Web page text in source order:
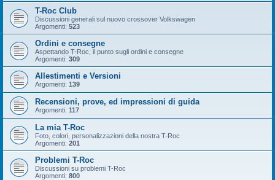
T-Roc Club
Discussioni generali sul nuovo crossover Volkswagen
Argomenti: 523
Ordini e consegne
Aspettando T-Roc, il punto sugli ordini e consegne
Argomenti: 309
Allestimenti e Versioni
Argomenti: 139
Recensioni, prove, ed impressioni di guida
Argomenti: 117
La mia T-Roc
Foto, colori, personalizzazioni della nostra T-Roc
Argomenti: 201
Problemi T-Roc
Discussioni su problemi T-Roc
Argomenti: 800